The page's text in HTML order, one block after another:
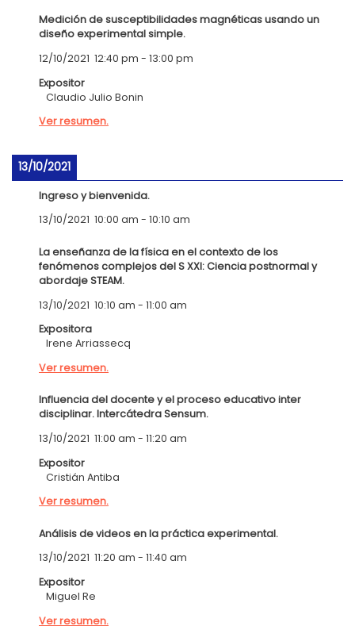
Medición de susceptibilidades magnéticas usando un
diseño experimental simple.
12/10/2021 12:40 pm - 13:00 pm
Expositor
Claudio Julio Bonin
Ver resumen.
13/10/2021
Ingreso y bienvenida.
13/10/2021 10:00 am - 10:10 am
La enseñanza de la física en el contexto de los
fenómenos complejos del S XXI: Ciencia postnormal y
abordaje STEAM.
13/10/2021 10:10 am - 11:00 am
Expositora
Irene Arriassecq
Ver resumen.
Influencia del docente y el proceso educativo inter
disciplinar. Intercátedra Sensum.
13/10/2021 11:00 am - 11:20 am
Expositor
Cristián Antiba
Ver resumen.
Análisis de videos en la práctica experimental.
13/10/2021 11:20 am - 11:40 am
Expositor
Miguel Re
Ver resumen.